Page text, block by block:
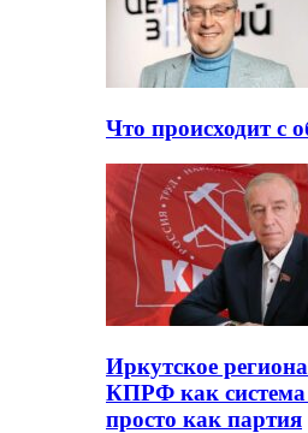
Что происходит с
Иркутское
КПРФ как система
просто как партия